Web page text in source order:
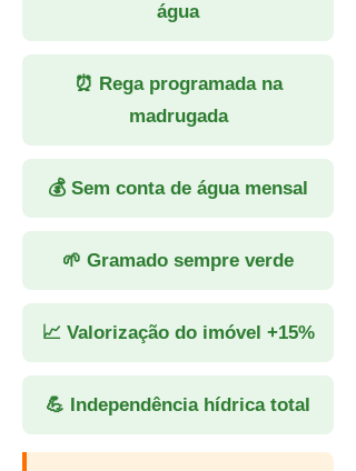
água
⏰ Rega programada na
madrugada
💰 Sem conta de água mensal
🌱 Gramado sempre verde
📈 Valorização do imóvel +15%
💪 Independência hídrica total